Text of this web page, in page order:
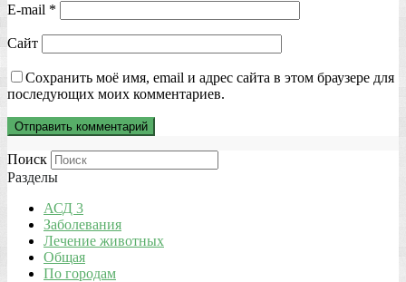
E-mail *
Сайт
Сохранить моё имя, email и адрес сайта в этом браузере для
последующих моих комментариев.
Поиск
Разделы
АСД 3
Заболевания
Лечение животных
Общая
По городам